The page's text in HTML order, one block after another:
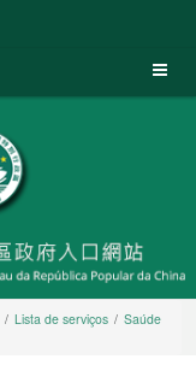
Lista de serviços
Saúde